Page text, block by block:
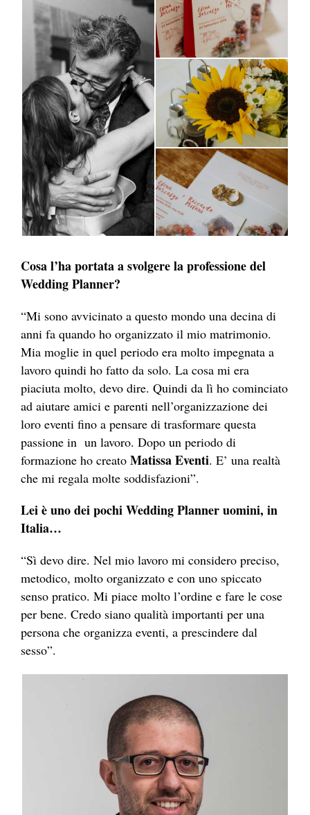
Cosa l’ha portata a svolgere la professione del
Wedding Planner?
“Mi sono avvicinato a questo mondo una decina di
anni fa quando ho organizzato il mio matrimonio.
Mia moglie in quel periodo era molto impegnata a
lavoro quindi ho fatto da solo. La cosa mi era
piaciuta molto, devo dire. Quindi da lì ho cominciato
ad aiutare amici e parenti nell’organizzazione dei
loro eventi fino a pensare di trasformare questa
passione in un lavoro. Dopo un periodo di
formazione ho creato Matissa Eventi. E’ una realtà
che mi regala molte soddisfazioni”.
Lei è uno dei pochi Wedding Planner uomini, in
Italia…
“Sì devo dire. Nel mio lavoro mi considero preciso,
metodico, molto organizzato e con uno spiccato
senso pratico. Mi piace molto l’ordine e fare le cose
per bene. Credo siano qualità importanti per una
persona che organizza eventi, a prescindere dal
sesso”.